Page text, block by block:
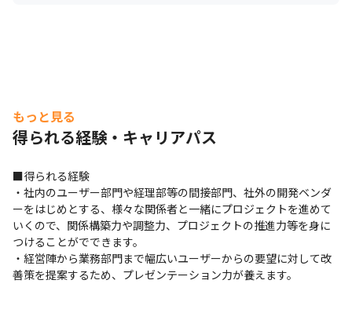
もっと見る
得られる経験・キャリアパス
■得られる経験
・社内のユーザー部門や経理部等の間接部門、社外の開発ベンダ
ーをはじめとする、様々な関係者と一緒にプロジェクトを進めて
いくので、関係構築力や調整力、プロジェクトの推進力等を身に
つけることがでできます。
・経営陣から業務部門まで幅広いユーザーからの要望に対して改
善策を提案するため、プレゼンテーション力が養えます。